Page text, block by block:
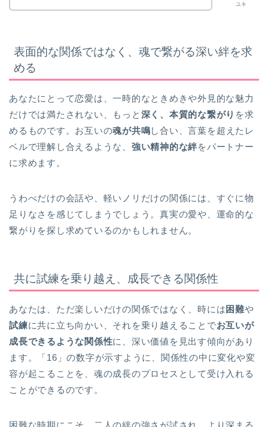
ユキ
表面的な関係ではなく、魂で繋がる深い絆を求
める
あなたにとって恋愛は、一時的なときめきや外見的な魅力
だけでは満たされない、もっと 深く、本質的な繋がり を求
めるものです。お互いの魂が共鳴し合い、言葉を超えたレ
ベルで理解し合えるような、 強い精神的な絆をパートナー
に求めます。
うわべだけの会話や、軽いノリだけの関係には、すぐに物
足りなさを感じてしまうでしょう。真実の愛や、運命的な
繋がりを探し求めているのかもしれません。
共に試練を乗り越え、成長できる関係性
あなたは、ただ楽しいだけの関係ではなく、時には 困難や
試練に共に立ち向かい、それを乗り越えることでお互いが
成長できるような関係性に、深い価値を見出す傾向があり
ます。「16」の数字が示すように、関係性の中に変化や変
容が起こることを、魂の成長のプロセスとして受け入れる
ことができるのです。